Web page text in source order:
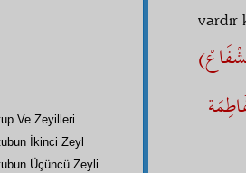
vardır
Ve Zeyilleri
İkinci Zeyl
Üçüncü Zeyli